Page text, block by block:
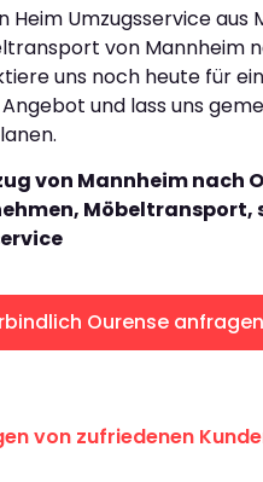
Heim Umzugsservice aus
von Mannheim
uns noch heute für ein
und lass uns
von Mannheim nach
Möbeltransport,
Ourense anfragen
von zufriedenen